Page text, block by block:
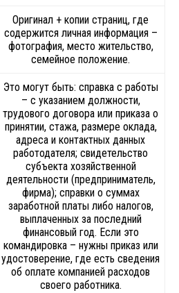
Оригинал + копии страниц, где
содержится личная информация –
фотография, место жительство,
семейное положение.
Это могут быть: справка с работы
– с указанием должности,
трудового договора или приказа о
принятии, стажа, размере оклада,
адреса и контактных данных
работодателя; свидетельство
субъекта хозяйственной
деятельности (предприниматель,
фирма); справки о суммах
заработной платы либо налогов,
выплаченных за последний
финансовый год. Если это
командировка – нужны приказ или
удостоверение, где есть сведения
об оплате компанией расходов
своего работника.